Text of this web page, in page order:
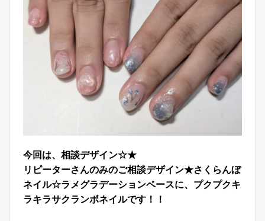
今回は、相談デザイン☆★
リピーターさんのみのご相談デザイン★さくらんぼ
ネイル☆ラメグラデーションベースに、 プクプクキ
ラキラサクランボネイルです！！